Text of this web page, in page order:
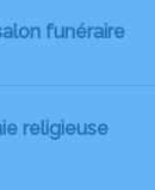
funéraire
religieuse